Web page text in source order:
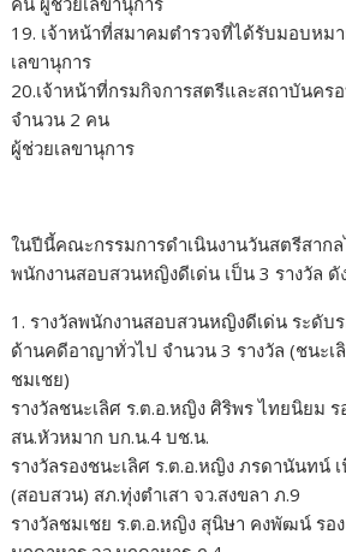
19. เจ้าหน้าที่สมาคมตำรวจที่ได้รับมอบหม
เลขานุการ
20.เจ้าหน้าที่กรมกิจการสตรีและสถาบันค
จำนวน 2 คน
ผู้ช่วยเลขานุการ
ในปีนี้คณะกรรมการดำเนินงานวันสตรีสาก
พนักงานสอบสวนหญิงดีเด่น เป็น 3 รางวัล ดั
1. รางวัลพนักงานสอบสวนหญิงดีเด่น ระดับ
ด้านคดีอาญาทั่วไป จำนวน 3 รางวัล (ชนะเ
ชมเชย)
รางวัลชนะเลิศ ร.ต.อ.หญิง ศิริพร ไทยนิยม ร
สน.หัวหมาก บก.น.4 บช.น.
รางวัลรองชนะเลิศ ร.ต.อ.หญิง ภรดานันทน์
(สอบสวน) สภ.ทุ่งตำเสา จว.สงขลา ภ.9
รางวัลชมเชย ร.ต.อ.หญิง สุนิษา คงพัฒน์ รอ